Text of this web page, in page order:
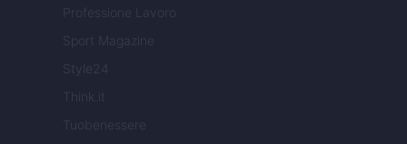
Professione Lavoro
Sport Magazine
Style24
Think.it
Tuobenessere